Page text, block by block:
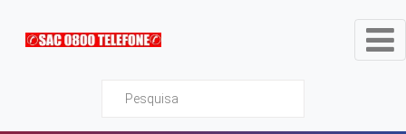
Sac0800Telefone